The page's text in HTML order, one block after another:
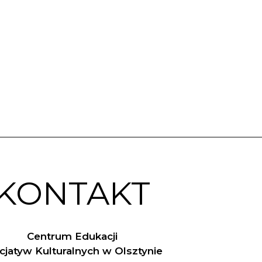
Centrum Edukacji
Kulturalnych w Olsztynie